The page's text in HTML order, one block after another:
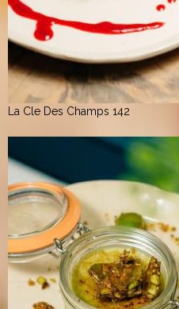
La Cle Des Champs 142